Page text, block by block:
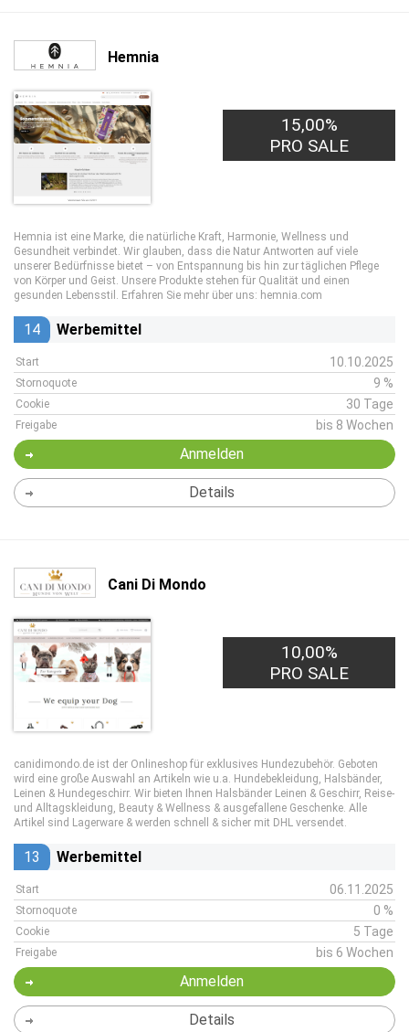
Hemnia
15,00%
PRO SALE
Hemnia ist eine Marke, die natürliche Kraft, Harmonie, Wellness und
Gesundheit verbindet. Wir glauben, dass die Natur Antworten auf viele
unserer Bedürfnisse bietet – von Entspannung bis hin zur täglichen Pflege
von Körper und Geist. Unsere Produkte stehen für Qualität und einen
gesunden Lebensstil. Erfahren Sie mehr über uns: hemnia.com
14 Werbemittel
Start 10.10.2025
Stornoquote 9 %
Cookie 30 Tage
Freigabe bis 8 Wochen
Anmelden
Details
Cani Di Mondo
10,00%
PRO SALE
canidimondo.de ist der Onlineshop für exklusives Hundezubehör. Geboten
wird eine große Auswahl an Artikeln wie u.a. Hundebekleidung, Halsbänder,
Leinen & Hundegeschirr. Wir bieten Ihnen Halsbänder Leinen & Geschirr, Reise-
und Alltagskleidung, Beauty & Wellness & ausgefallene Geschenke. Alle
Artikel sind Lagerware & werden schnell & sicher mit DHL versendet.
13 Werbemittel
Start 06.11.2025
Stornoquote 0 %
Cookie 5 Tage
Freigabe bis 6 Wochen
Anmelden
Details